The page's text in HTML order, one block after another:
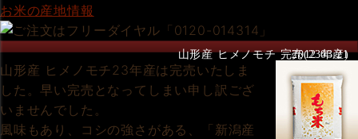
お米の産地情報
山形産 ヒメノモチ 完売(23年産)
2012.03.21
山形産 ヒメノモチ23年産は完売いたしま
した。早い完売となってしまい申し訳ござ
いませんでした。
風味もあり、コシの強さがある、「新潟産